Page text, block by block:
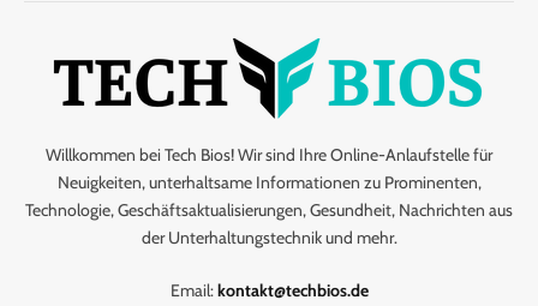
Willkommen bei Tech Bios! Wir sind Ihre Online-Anlaufstelle für
Neuigkeiten, unterhaltsame Informationen zu Prominenten,
Technologie, Geschäftsaktualisierungen, Gesundheit, Nachrichten aus
der Unterhaltungstechnik und mehr.
Email:kontakt@techbios.de